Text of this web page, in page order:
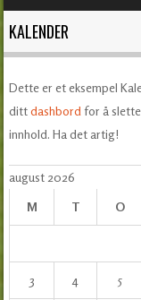
KALENDER
Dette er et eksempel
dittdashbord for å
innhold. Ha det artig!
august 2026
M
T O
3 4 5